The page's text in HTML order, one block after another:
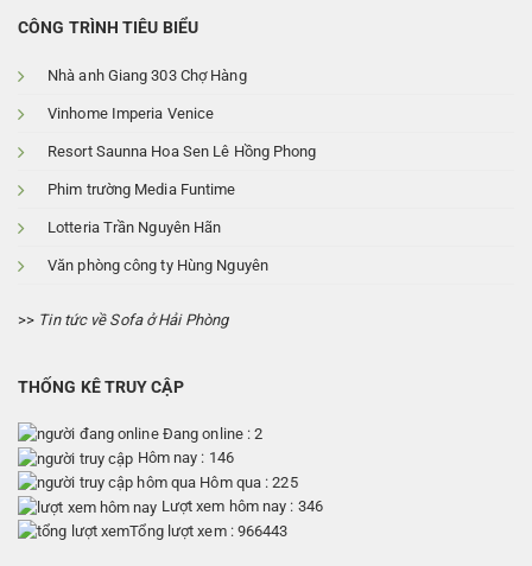
CÔNG TRÌNH TIÊU BIỂU
Nhà anh Giang 303 Chợ Hàng
Vinhome Imperia Venice
Resort Saunna Hoa Sen Lê Hồng Phong
Phim trường Media Funtime
Lotteria Trần Nguyên Hãn
Văn phòng công ty Hùng Nguyên
>> Tin tức về Sofa ở Hải Phòng
THỐNG KÊ TRUY CẬP
Đang online : 2
Hôm nay : 146
Hôm qua : 225
Lượt xem hôm nay : 346
Tổng lượt xem : 966443